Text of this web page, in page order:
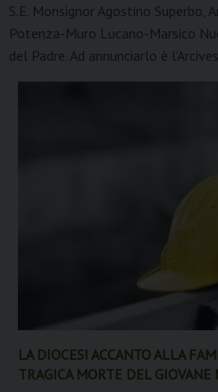
S.E. Monsignor Agostino Superbo,
Potenza-Muro Lucano-Marsico
del Padre. Ad annunciarlo è
LA DIOCESI ACCANTO ALLA
TRAGICA MORTE DEL GIOVANE